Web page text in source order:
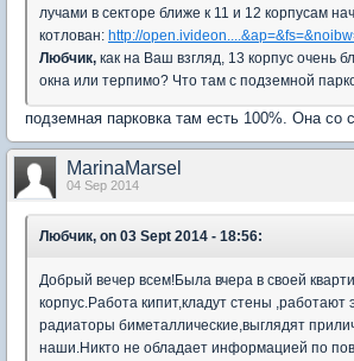
лучами в секторе ближе к 11 и 12 корпусам
котлован: http://
Любчик, как на Ваш взгляд, 13 корпус очень
окна или терпимо? Что там с подземной
подземная парковка там есть 100%. Она со
MarinaMarsel
04 Sep 2014
Любчик, on 03 Sept 2014 - 18:56:
Добрый вечер всем!Была вчера в своей
корпус.Работа кипит,кладут стены ,работают
радиаторы биметаллические,выглядят
наши.Никто не обладает информацией по